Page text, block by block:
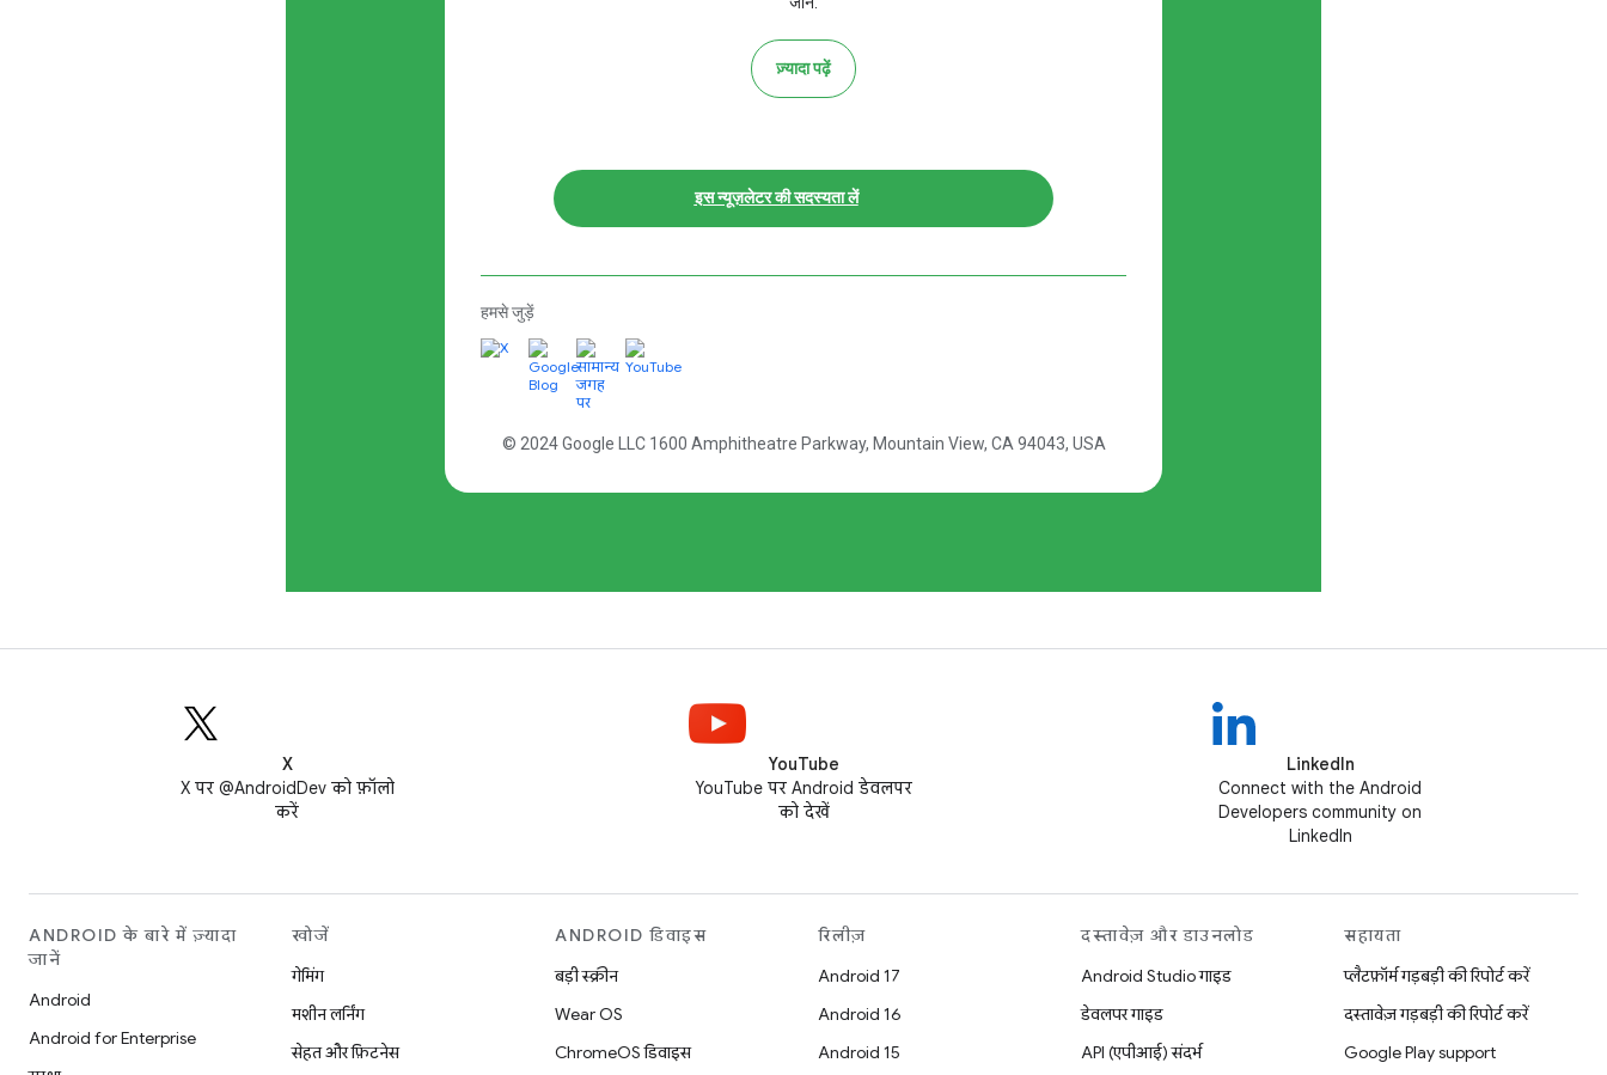
X
X पर @AndroidDev को फ़ॉलो
करें
YouTube
YouTube पर Android डेवलपर
को देखें
LinkedIn
Connect with the Android
Developers community on
LinkedIn
ANDROID के बारे में ज़्यादा
जानें
Android
Android for Enterprise
खोजें
गेमिंग
मशीन लर्निंग
सेहत और फ़िटनेस
ANDROID डिवाइस
बड़ी स्क्रीन
Wear OS
ChromeOS डिवाइस
रिलीज़
Android 17
Android 16
Android 15
दस्तावेज़ और डाउनलोड
Android Studio गाइड
डेवलपर गाइड
API (एपीआई) संदर्भ
सहायता
प्लैटफ़ॉर्म गड़बड़ी की रिपोर्ट करें
दस्तावेज़ गड़बड़ी की रिपोर्ट करें
Google Play support